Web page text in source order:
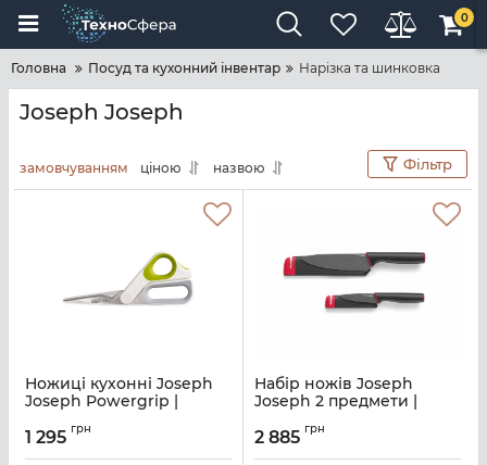
0
Головна Посуд та кухонний інвентар Нарізка та шинковка
Joseph Joseph
замовчуванням ціною назвою Фільтр
Ножиці кухонні Joseph
Joseph Powergrip |
Артикул:
1 295 грн
Набір ножів Joseph
Joseph 2 предмети |
Артикул:
2 885 грн